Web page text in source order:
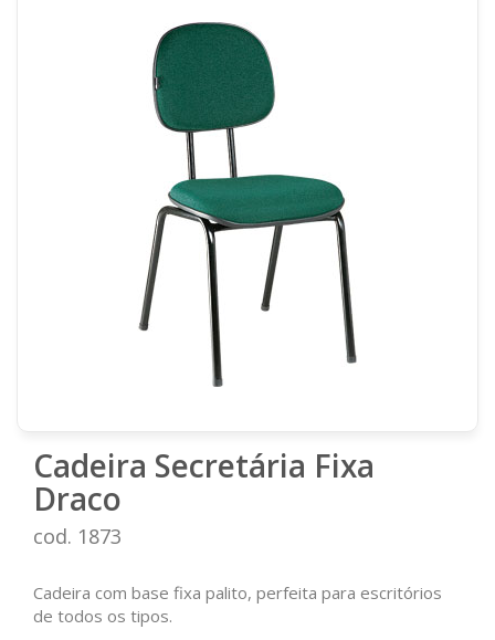
Cadeira Secretária Fixa
Draco
cod. 1873
Cadeira com base fixa palito, perfeita para escritórios
de todos os tipos.